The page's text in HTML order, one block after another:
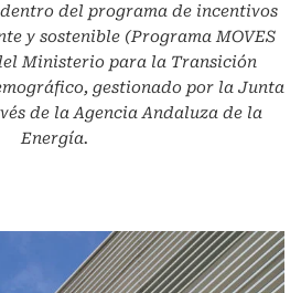
del programa de incentivos
y sostenible (Programa MOVES
Ministerio para la Transición
gestionado por la Junta
de la Agencia Andaluza de la
Energía.